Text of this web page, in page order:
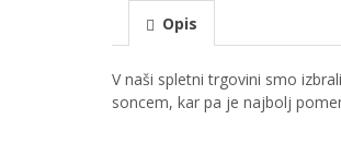
Opis
V naši spletni trgovini smo
soncem, kar pa je najbolj